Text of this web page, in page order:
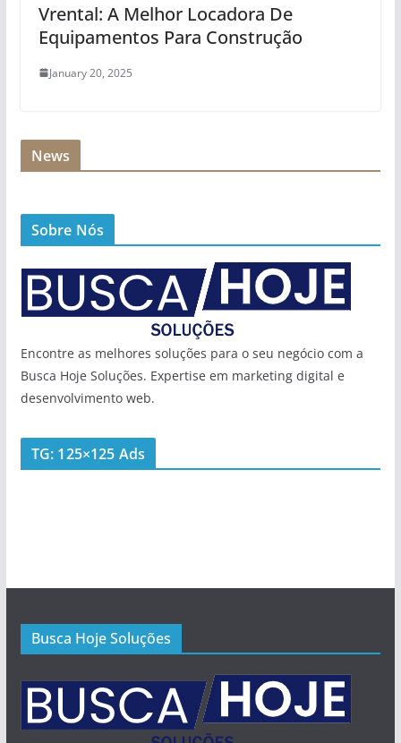
Vrental: A Melhor Locadora De
Equipamentos Para Construção
January 20, 2025
News
Sobre Nós
Encontre as melhores soluções para o seu negócio com a
Busca Hoje Soluções. Expertise em marketing digital e
desenvolvimento web.
TG: 125×125 Ads
Busca Hoje Soluções